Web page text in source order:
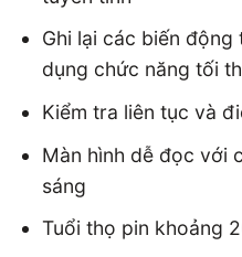
Ghi lại các biến
dụng chức năng tối
Kiểm tra liên tục và
Màn hình dễ đọc với
sáng
Tuổi thọ pin khoảng